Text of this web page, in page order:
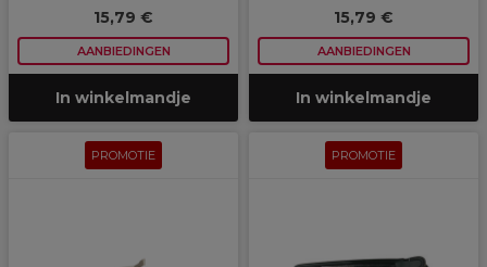
15,79 €
AANBIEDINGEN
In winkelmandje
15,79 €
AANBIEDINGEN
In winkelmandje
PROMOTIE PROMOTIE